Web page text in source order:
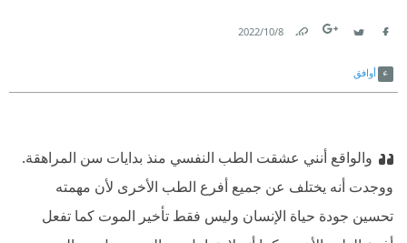
8‏/10‏/2022
أوافق
والواقع أنني عشقت الطب النفسي منذ بدايات سن المراهقة.
ووجدت أنه يختلف عن جميع أفرع الطب الأخرى لأن مهمته
تحسين جودة حياة الإنسان وليس فقط تأخير الموت كما تفعل